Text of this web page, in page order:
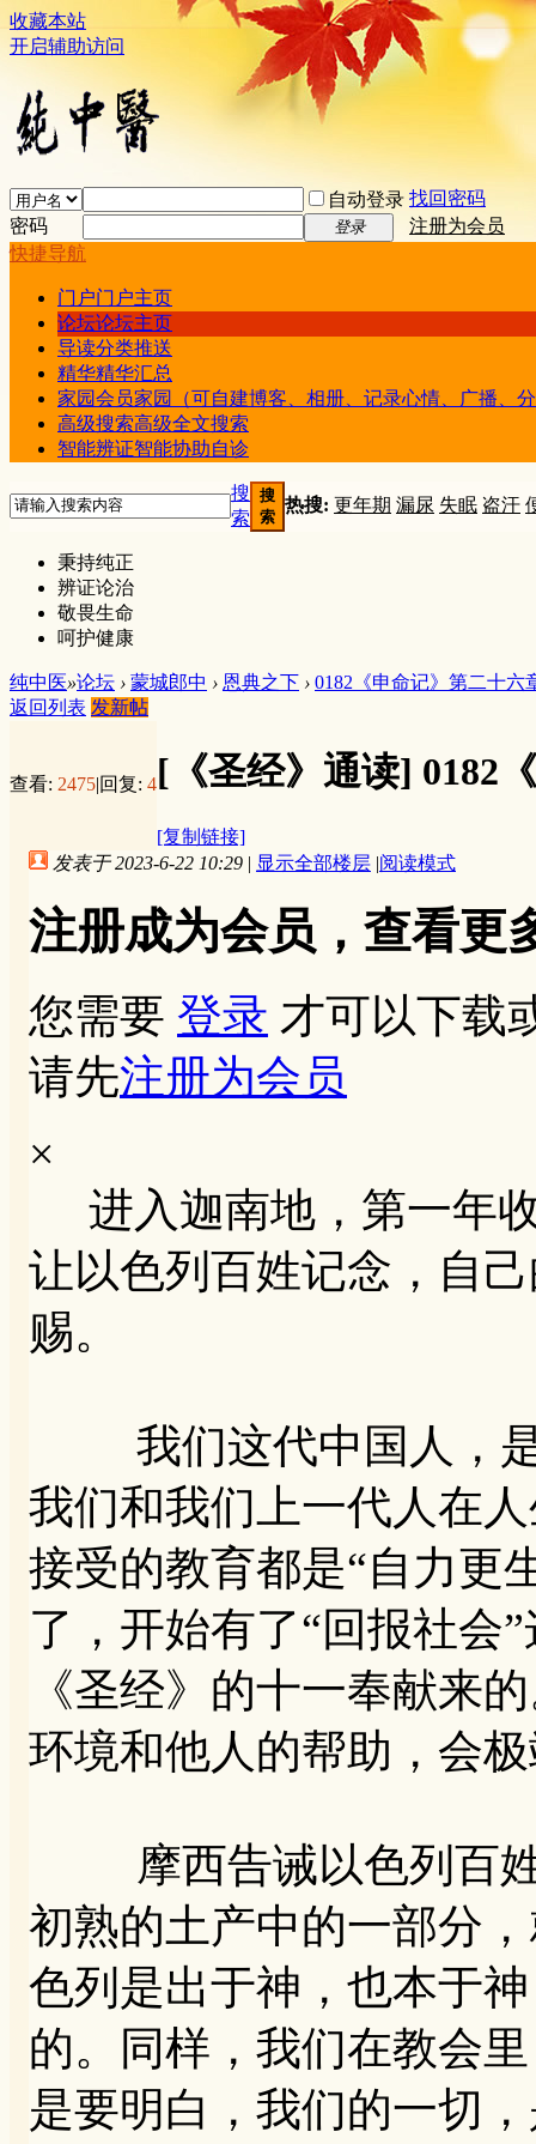
收藏本站
开启辅助访问
自动登录 找回密码
密码
登录
注册为会员
快捷导航
门户门户主页
论坛论坛主页
导读分类推送
精华精华汇总
家园会员家园（可自建博客、相册、记录心情、广播、
高级搜索高级全文搜索
智能辨证智能协助自诊
搜
索
搜
索
热搜: 更年期 漏尿 失眠 盗汗
秉持纯正
辨证论治
敬畏生命
呵护健康
纯中医»论坛 › 蒙城郎中 › 恩典之下 › 0182《申命记》第二十六
返回列表 发新帖
查看: 2475|回复: 4[《圣经》通读] 0182
[复制链接]
发表于 2023-6-22 10:29 | 显示全部楼层 |阅读模式
注册成为会员，查看更
您需要 登录 才可以下载
请先注册为会员
×
进入迦南地，第一年
让以色列百姓记念，自
赐。
我们这代中国人，是
我们和我们上一代人在
接受的教育都是“自力更
了，开始有了“回报社会
《圣经》的十一奉献来
环境和他人的帮助，会
摩西告诫以色列百姓
初熟的土产中的一部分
色列是出于神，也本于
的。同样，我们在教会
是要明白，我们的一切